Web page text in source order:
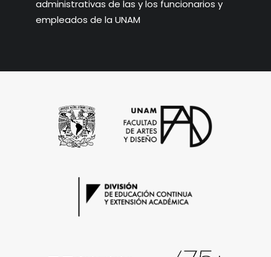
administrativas de las y los funcionarios y
empleados de la UNAM